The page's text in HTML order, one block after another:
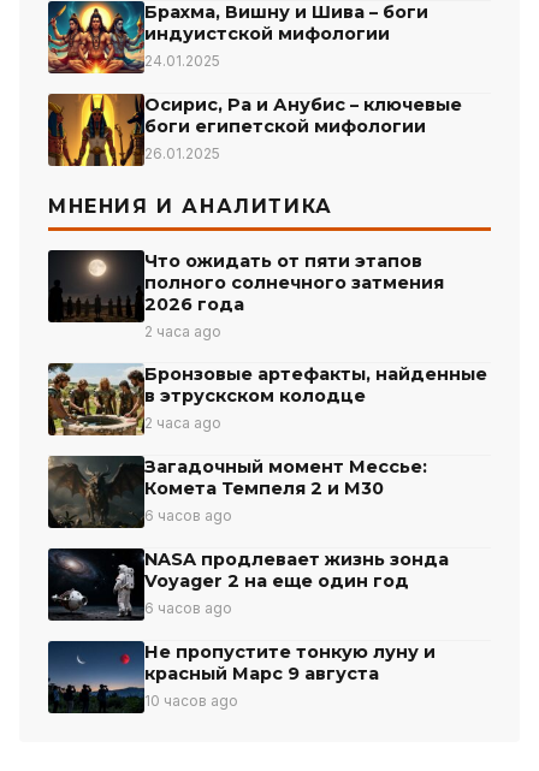
Брахма, Вишну и Шива – боги
индуистской мифологии
24.01.2025
Осирис, Ра и Анубис – ключевые
боги египетской мифологии
26.01.2025
МНЕНИЯ И АНАЛИТИКА
Что ожидать от пяти этапов
полного солнечного затмения
2026 года
2 часа ago
Бронзовые артефакты, найденные
в этрускском колодце
2 часа ago
Загадочный момент Мессье:
Комета Темпеля 2 и М30
6 часов ago
NASA продлевает жизнь зонда
Voyager 2 на еще один год
6 часов ago
Не пропустите тонкую луну и
красный Марс 9 августа
10 часов ago